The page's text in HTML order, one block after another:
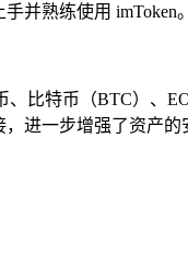
并熟练使用 imToken。
、比特币（BTC）、
进一步增强了资产的